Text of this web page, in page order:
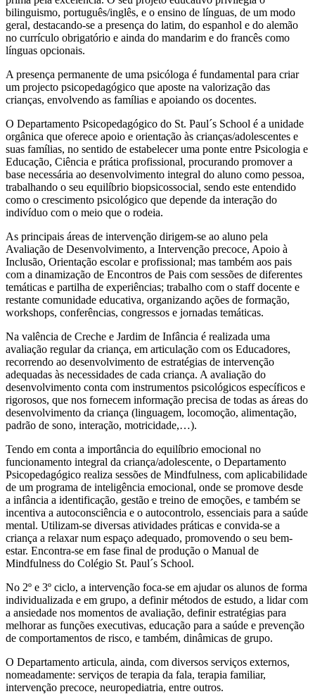
bilinguismo, português/inglês, e o ensino de línguas, de um modo
geral, destacando-se a presença do latim, do espanhol e do alemão
no currículo obrigatório e ainda do mandarim e do francês como
línguas opcionais.
A presença permanente de uma psicóloga é fundamental para criar
um projecto psicopedagógico que aposte na valorização das
crianças, envolvendo as famílias e apoiando os docentes.
O Departamento Psicopedagógico do St. Paul´s School é a unidade
orgânica que oferece apoio e orientação às crianças/adolescentes e
suas famílias, no sentido de estabelecer uma ponte entre Psicologia e
Educação, Ciência e prática profissional, procurando promover a
base necessária ao desenvolvimento integral do aluno como pessoa,
trabalhando o seu equilíbrio biopsicossocial, sendo este entendido
como o crescimento psicológico que depende da interação do
indivíduo com o meio que o rodeia.
As principais áreas de intervenção dirigem-se ao aluno pela
Avaliação de Desenvolvimento, a Intervenção precoce, Apoio à
Inclusão, Orientação escolar e profissional; mas também aos pais
com a dinamização de Encontros de Pais com sessões de diferentes
temáticas e partilha de experiências; trabalho com o staff docente e
restante comunidade educativa, organizando ações de formação,
workshops, conferências, congressos e jornadas temáticas.
Na valência de Creche e Jardim de Infância é realizada uma
avaliação regular da criança, em articulação com os Educadores,
recorrendo ao desenvolvimento de estratégias de intervenção
adequadas às necessidades de cada criança. A avaliação do
desenvolvimento conta com instrumentos psicológicos específicos e
rigorosos, que nos fornecem informação precisa de todas as áreas do
desenvolvimento da criança (linguagem, locomoção, alimentação,
padrão de sono, interação, motricidade,…).
Tendo em conta a importância do equilíbrio emocional no
funcionamento integral da criança/adolescente, o Departamento
Psicopedagógico realiza sessões de Mindfulness, com aplicabilidade
de um programa de inteligência emocional, onde se promove desde
a infância a identificação, gestão e treino de emoções, e também se
incentiva a autoconsciência e o autocontrolo, essenciais para a saúde
mental. Utilizam-se diversas atividades práticas e convida-se a
criança a relaxar num espaço adequado, promovendo o seu bem-
estar. Encontra-se em fase final de produção o Manual de
Mindfulness do Colégio St. Paul´s School.
No 2º e 3º ciclo, a intervenção foca-se em ajudar os alunos de forma
individualizada e em grupo, a definir métodos de estudo, a lidar com
a ansiedade nos momentos de avaliação, definir estratégias para
melhorar as funções executivas, educação para a saúde e prevenção
de comportamentos de risco, e também, dinâmicas de grupo.
O Departamento articula, ainda, com diversos serviços externos,
nomeadamente: serviços de terapia da fala, terapia familiar,
intervenção precoce, neuropediatria, entre outros.